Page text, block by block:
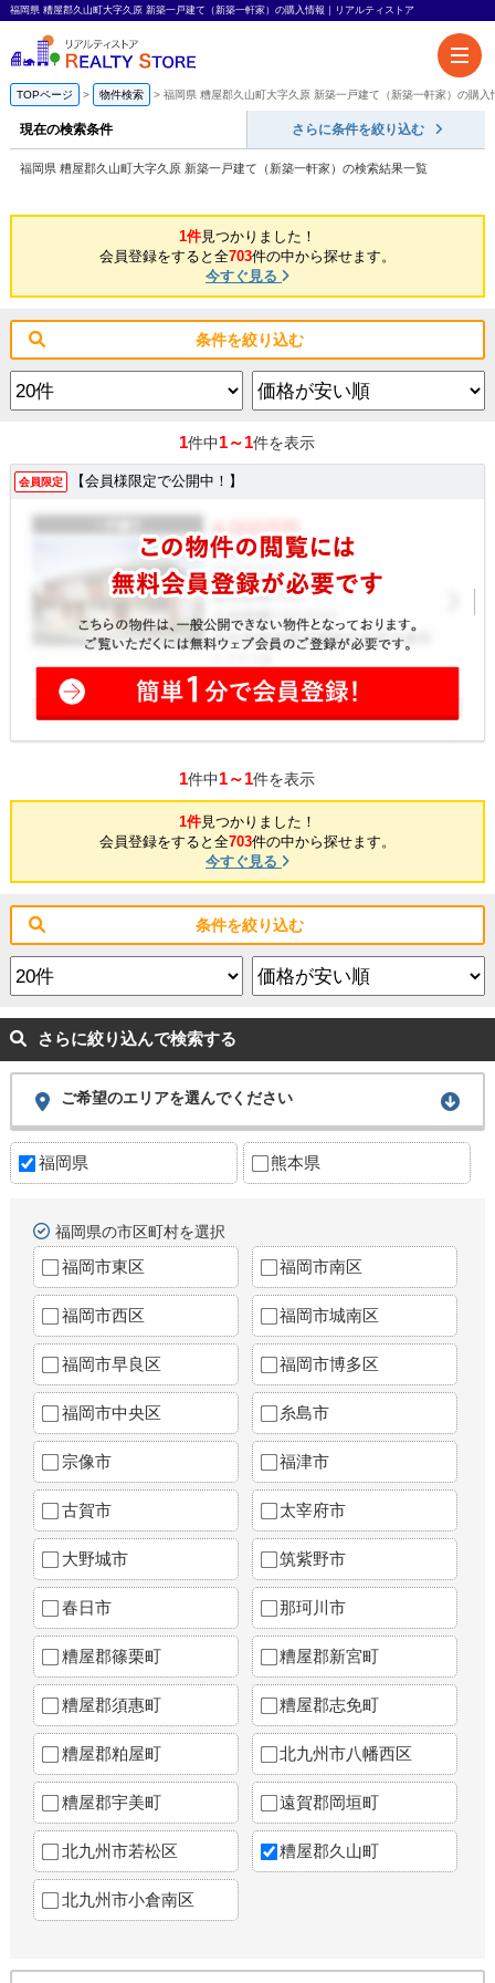
福岡県 糟屋郡久山町大字久原 新築一戸建て（新築一軒家）の購入情報｜リアルティストア
TOPページ 物件検索 福岡県 糟屋郡久山町大字久原 新築一戸建て（新築一軒家）の購入
現在の検索条件 さらに条件を絞り込む
福岡県 糟屋郡久山町大字久原 新築一戸建て（新築一軒家）の検索結果一覧
1件見つかりました！
会員登録をすると全703件の中から探せます。
今すぐ見る
条件を絞り込む
1件中1～1件を表示
会員限定 【会員様限定で公開中！】
1件中1～1件を表示
1件見つかりました！
会員登録をすると全703件の中から探せます。
今すぐ見る
条件を絞り込む
さらに絞り込んで検索する
ご希望のエリアを選んでください
福岡県 熊本県
福岡県の市区町村を選択
福岡市東区 福岡市南区
福岡市西区 福岡市城南区
福岡市早良区 福岡市博多区
福岡市中央区 糸島市
宗像市 福津市
古賀市 太宰府市
大野城市 筑紫野市
春日市 那珂川市
糟屋郡篠栗町 糟屋郡新宮町
糟屋郡須惠町 糟屋郡志免町
糟屋郡粕屋町 北九州市八幡西区
糟屋郡宇美町 遠賀郡岡垣町
北九州市若松区 糟屋郡久山町
北九州市小倉南区